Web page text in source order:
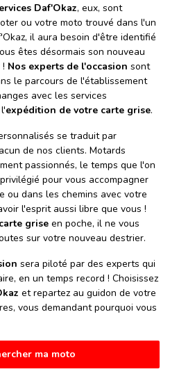
Daf'Okaz, eux, sont
ou votre moto trouvé dans l'un
il aura besoin d'être identifié
êtes désormais son nouveau
Nos experts de l'occasion sont
le parcours de l'établissement
avec les services
expédition de votre carte grise.
se traduit par
de nos clients. Motards
passionnés, le temps que l'on
pour vous accompagner
ou dans les chemins avec votre
l'esprit aussi libre que vous !
carte grise en poche, il ne vous
sur votre nouveau destrier.
sera piloté par des experts qui
en un temps record ! Choisissez
et repartez au guidon de votre
vous demandant pourquoi vous
ma moto